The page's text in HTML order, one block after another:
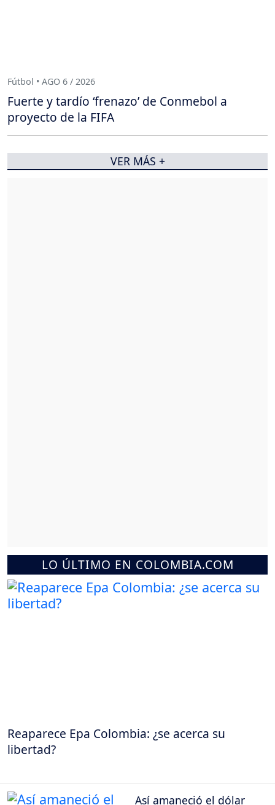
LO ÚLTIMO EN COLOMBIA.COM
Reaparece Epa Colombia: ¿se acerca su
libertad?
Así amaneció el dólar
Fútbol • AGO 6 / 2026
Fuerte y tardío ‘frenazo’ de Conmebol a
proyecto de la FIFA
VER MÁS +